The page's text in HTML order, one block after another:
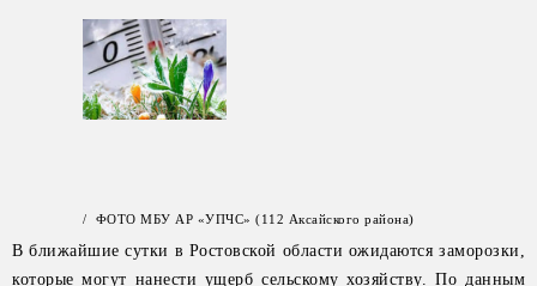
/ ФОТО МБУ АР «УПЧС» (112 Аксайского района)
В ближайшие сутки в Ростовской области ожидаются заморозки,
которые могут нанести ущерб сельскому хозяйству. По данным